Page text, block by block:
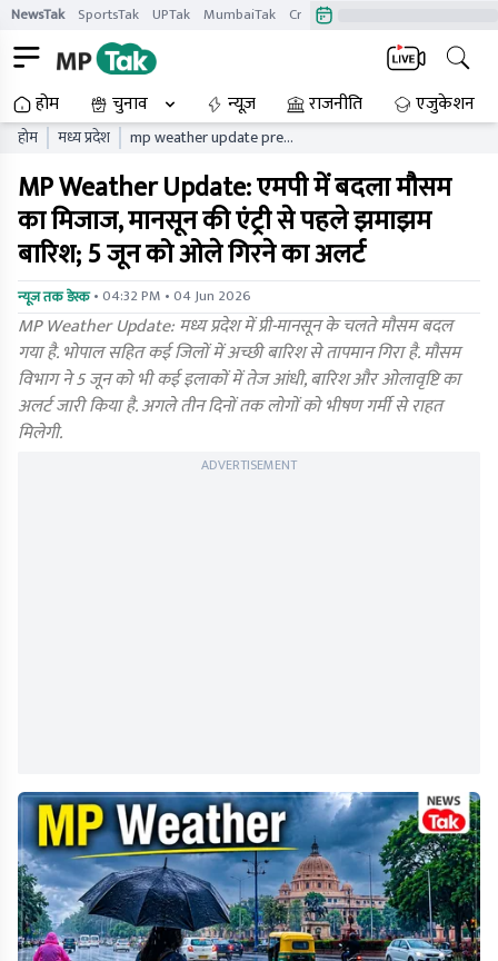
NewsTak SportsTak UPTak MumbaiTak CrimeTak
होम चुनाव न्यूज़ राजनीति एजुकेशन
होम मध्य प्रदेश
mp weather update pre
indore temperature drop
MP Weather Update: एमपी में बदला मौसम
का मिजाज, मानसून की एंट्री से पहले झमाझम
बारिश; 5 जून को ओले गिरने का अलर्ट
न्यूज तक डेस्क • 04:32 PM • 04 Jun 2026
MP Weather Update: मध्य प्रदेश में प्री-मानसून के चलते मौसम बदल
गया है. भोपाल सहित कई जिलों में अच्छी बारिश से तापमान गिरा है. मौसम
विभाग ने 5 जून को भी कई इलाकों में तेज आंधी, बारिश और ओलावृष्टि का
अलर्ट जारी किया है. अगले तीन दिनों तक लोगों को भीषण गर्मी से राहत
मिलेगी.
ADVERTISEMENT